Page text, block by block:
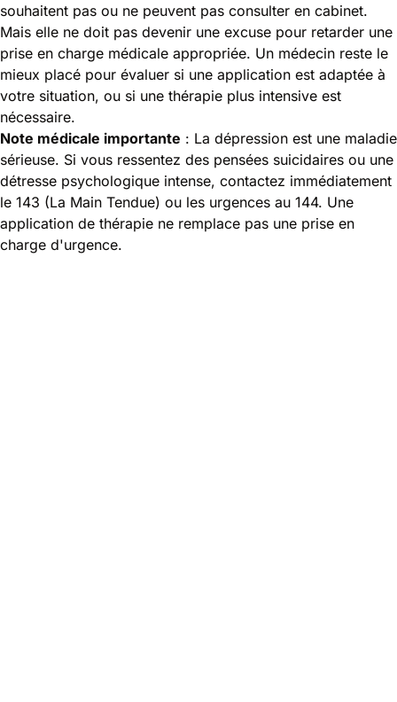
souhaitent pas ou ne peuvent pas consulter en cabinet.
Mais elle ne doit pas devenir une excuse pour retarder une
prise en charge médicale appropriée. Un médecin reste le
mieux placé pour évaluer si une application est adaptée à
votre situation, ou si une thérapie plus intensive est
nécessaire.
Note médicale importante : La dépression est une maladie
sérieuse. Si vous ressentez des pensées suicidaires ou une
détresse psychologique intense, contactez immédiatement
le 143 (La Main Tendue) ou les urgences au 144. Une
application de thérapie ne remplace pas une prise en
charge d'urgence.